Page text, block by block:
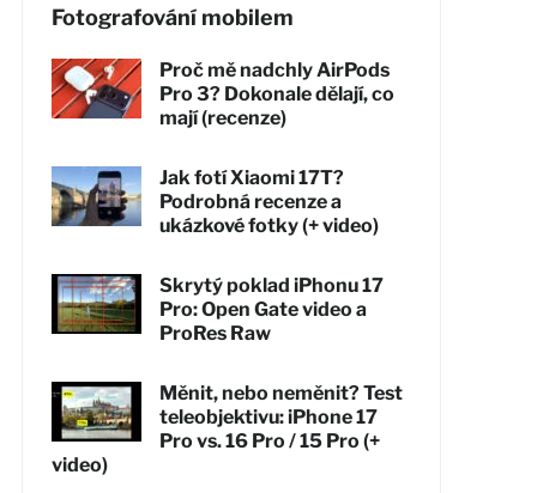
Fotografování mobilem
Proč mě nadchly AirPods
Pro 3? Dokonale dělají, co
mají (recenze)
Jak fotí Xiaomi 17T?
Podrobná recenze a
ukázkové fotky (+ video)
Skrytý poklad iPhonu 17
Pro: Open Gate video a
ProRes Raw
Měnit, nebo neměnit? Test
teleobjektivu: iPhone 17
Pro vs. 16 Pro / 15 Pro (+
video)